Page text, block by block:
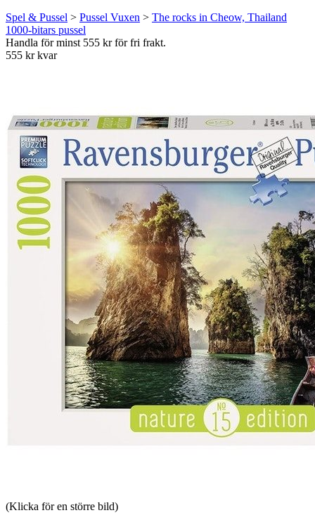
Spel & Pussel > Pussel Vuxen > The rocks in Cheow, Thailand
1000-bitars pussel
Handla för minst 555 kr för fri frakt.
555 kr kvar
(Klicka för en större bild)